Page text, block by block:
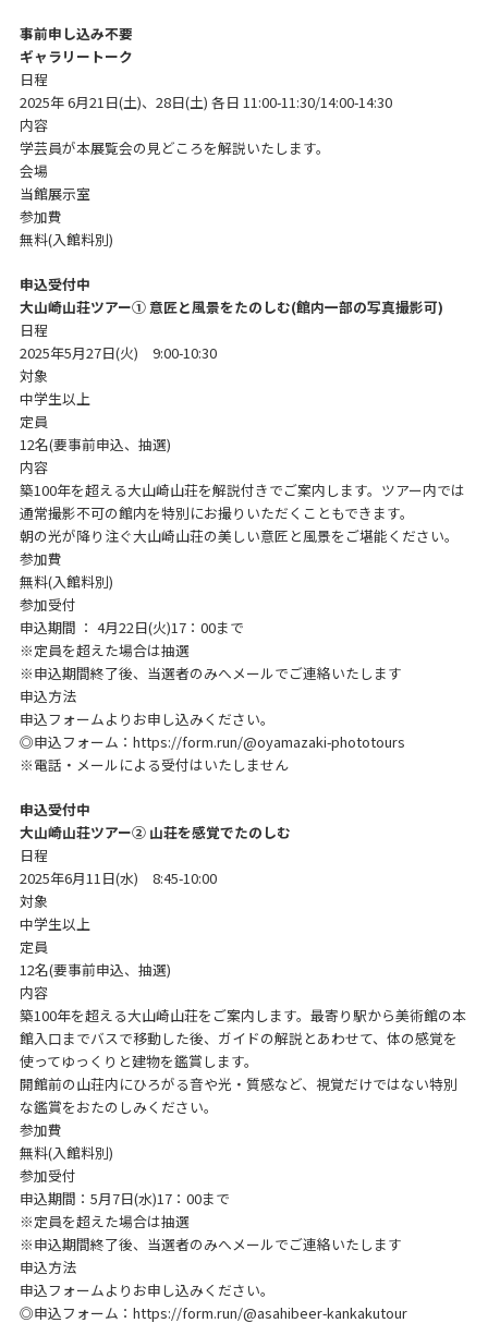
事前申し込み不要
ギャラリートーク
日程
2025年 6月21日(土)、28日(土) 各日 11:00-11:30/14:00-14:30
内容
学芸員が本展覧会の見どころを解説いたします。
会場
当館展示室
参加費
無料(入館料別)
申込受付中
大山崎山荘ツアー① 意匠と風景をたのしむ(館内一部の写真撮影可)
日程
2025年5月27日(火) 9:00-10:30
対象
中学生以上
定員
12名(要事前申込、抽選)
内容
築100年を超える大山崎山荘を解説付きでご案内します。ツアー内では
通常撮影不可の館内を特別にお撮りいただくこともできます。
朝の光が降り注ぐ大山崎山荘の美しい意匠と風景をご堪能ください。
参加費
無料(入館料別)
参加受付
申込期間 ： 4月22日(火)17：00まで
※定員を超えた場合は抽選
※申込期間終了後、当選者のみへメールでご連絡いたします
申込方法
申込フォームよりお申し込みください。
◎申込フォーム： https://form.run/@oyamazaki-phototours
※電話・メールによる受付はいたしません
申込受付中
大山崎山荘ツアー② 山荘を感覚でたのしむ
日程
2025年6月11日(水) 8:45-10:00
対象
中学生以上
定員
12名(要事前申込、抽選)
内容
築100年を超える大山崎山荘をご案内します。最寄り駅から美術館の本
館入口までバスで移動した後、ガイドの解説とあわせて、体の感覚を
使ってゆっくりと建物を鑑賞します。
開館前の山荘内にひろがる音や光・質感など、視覚だけではない特別
な鑑賞をおたのしみください。
参加費
無料(入館料別)
参加受付
申込期間：5月7日(水)17：00まで
※定員を超えた場合は抽選
※申込期間終了後、当選者のみへメールでご連絡いたします
申込方法
申込フォームよりお申し込みください。
◎申込フォーム： https://form.run/@asahibeer-kankakutour